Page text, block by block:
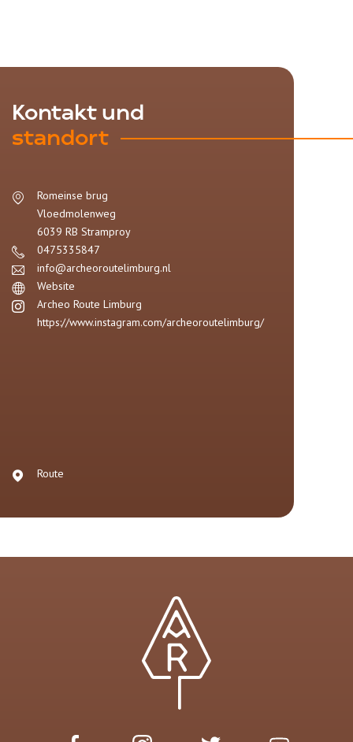
Kontakt und
standort
Romeinse brug
Vloedmolenweg
6039 RB Stramproy
0475335847
info@archeoroutelimburg.nl
Website
Archeo Route Limburg
https://www.instagram.com/archeoroutelimburg/
Route